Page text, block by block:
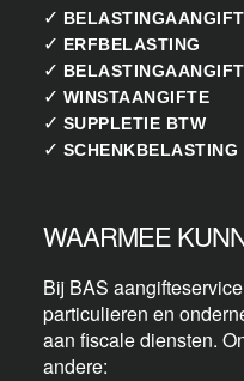
✓
✓ ERFBELASTING
✓
✓ WINSTAANGIFTE
✓ SUPPLETIE BTW
✓ SCHENKBELASTING
WAARMEE
Bij BAS
particulieren en
aan fiscale diensten.
andere: